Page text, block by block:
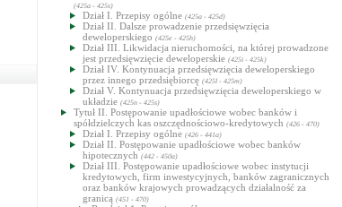
(425a - 425s)
Dział I. Przepisy ogólne (425a - 425d)
Dział II. Dalsze prowadzenie przedsięwzięcia
deweloperskiego (425e - 425h)
Dział III. Likwidacja nieruchomości, na której prowadzone
jest przedsięwzięcie deweloperskie (425i - 425k)
Dział IV. Kontynuacja przedsięwzięcia deweloperskiego
przez innego przedsiębiorcę (425l - 425m)
Dział V. Kontynuacja przedsięwzięcia deweloperskiego w
układzie (425n - 425s)
Tytuł II. Postępowanie upadłościowe wobec banków i
spółdzielczych kas oszczędnościowo-kredytowych (426 - 470)
Dział I. Przepisy ogólne (426 - 441a)
Dział II. Postępowanie upadłościowe wobec banków
hipotecznych (442 - 450a)
Dział III. Postępowanie upadłościowe wobec instytucji
kredytowych, firm inwestycyjnych, banków zagranicznych
oraz banków krajowych prowadzących działalność za
granicą (451 - 470)